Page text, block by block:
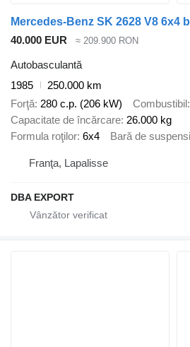
Mercedes-Benz SK 2628 V8 6x4
40.000 EUR
≈ 209.900 RON
Autobasculantă
1985
250.000 km
Forţă 280 c.p. (206 kW) Combustibil
Capacitate de încărcare 26.000 kg
Formula roţilor 6x4 Bară de
Franţa, Lapalisse
DBA EXPORT